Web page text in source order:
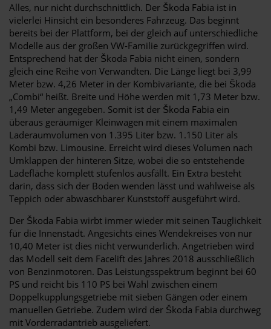
Alles, nur nicht durchschnittlich. Der Škoda Fabia ist in
vielerlei Hinsicht ein besonderes Fahrzeug. Das beginnt
bereits bei der Plattform, bei der gleich auf unterschiedliche
Modelle aus der großen VW-Familie zurückgegriffen wird.
Entsprechend hat der Škoda Fabia nicht einen, sondern
gleich eine Reihe von Verwandten. Die Länge liegt bei 3,99
Meter bzw. 4,26 Meter in der Kombivariante, die bei Škoda
„Combi“ heißt. Breite und Höhe werden mit 1,73 Meter bzw.
1,49 Meter angegeben. Somit ist der Škoda Fabia ein
überaus geräumiger Kleinwagen mit einem maximalen
Laderaumvolumen von 1.395 Liter bzw. 1.150 Liter als
Kombi bzw. Limousine. Erreicht wird dieses Volumen nach
Umklappen der hinteren Sitze, wobei die so entstehende
Ladefläche komplett stufenlos ausfällt. Ein Extra besteht
darin, dass sich der Boden wenden lässt und wahlweise als
Teppich oder abwaschbarer Kunststoff ausgeführt wird.
Der Škoda Fabia wirbt immer wieder mit seinen Tauglichkeit
für die Innenstadt. Angesichts eines Wendekreises von nur
10,40 Meter ist dies nicht verwunderlich. Angetrieben wird
das Modell seit dem Facelift des Jahres 2018 ausschließlich
von Benzinmotoren. Das Leistungsspektrum beginnt bei 60
PS und reicht bis 110 PS bei Wahl zwischen einem
Doppelkupplungsgetriebe mit sieben Gängen oder einem
manuellen Getriebe. Zudem wird der Škoda Fabia durchweg
mit Vorderradantrieb ausgeliefert.